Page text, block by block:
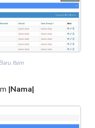
Item
|Nama|